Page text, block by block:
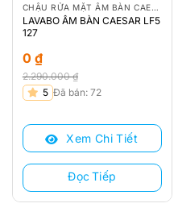
CHẬU RỬA MẶT ÂM BÀN CAESAR
LAVABO ÂM BÀN CAESAR LF5
127
2.290.000₫
Giá
là:
2.290.000 ₫.
0 ₫
Giá
tại
0 ₫.
5 Đã bán: 72
Xem Chi Tiết
Đọc Tiếp